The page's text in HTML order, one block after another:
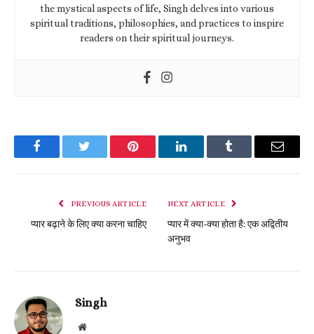
the mystical aspects of life, Singh delves into various
spiritual traditions, philosophies, and practices to inspire
readers on their spiritual journeys.
FacebookTwitter Pinterest LinkedInTumblr Email
PREVIOUS ARTICLE
प्यार बढ़ाने के लिए क्या करना चाहिए
NEXT ARTICLE
प्यार में क्या-क्या होता है: एक अद्वितीय
अनुभव
Singh
Website